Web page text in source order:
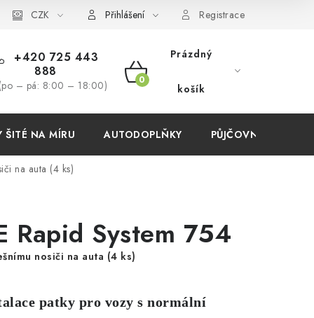
podmínky
CZK Přihlášení Registrace
+420 725 443
888
– pá: 8:00 – 18:00)
NÁKUPNÍ
Prázdný
košík
ŠITÉ NA MÍRU AUTODOPLŇKY PŮJČOVNA
na auta (4 ks)
Rapid System 754
nosiči na auta (4 ks)
patky pro vozy s normální